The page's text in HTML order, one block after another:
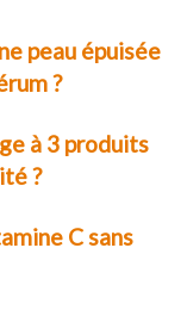
peau épuisée
?
à 3 produits
?
C sans